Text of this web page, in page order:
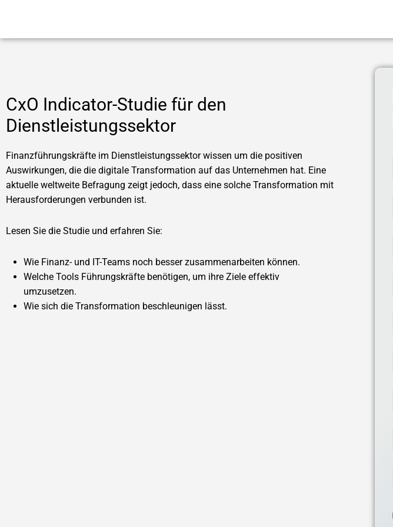
CxO Indicator-Studie für den
Dienstleistungssektor
Finanzführungskräfte im Dienstleistungssektor wissen um die positiven
Auswirkungen, die die digitale Transformation auf das Unternehmen hat. Eine
aktuelle weltweite Befragung zeigt jedoch, dass eine solche Transformation mit
Herausforderungen verbunden ist.
Lesen Sie die Studie und erfahren Sie:
Wie Finanz- und IT-Teams noch besser zusammenarbeiten können.
Welche Tools Führungskräfte benötigen, um ihre Ziele effektiv
umzusetzen.
Wie sich die Transformation beschleunigen lässt.